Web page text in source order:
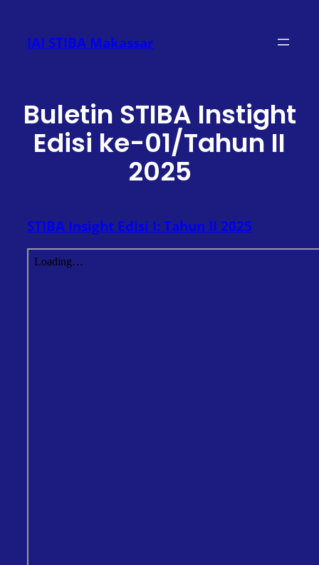
konten
IAI STIBA Makassar
Buletin STIBA Instight
Edisi ke-01/Tahun II
2025
STIBA Insight Edisi I: Tahun II 2025